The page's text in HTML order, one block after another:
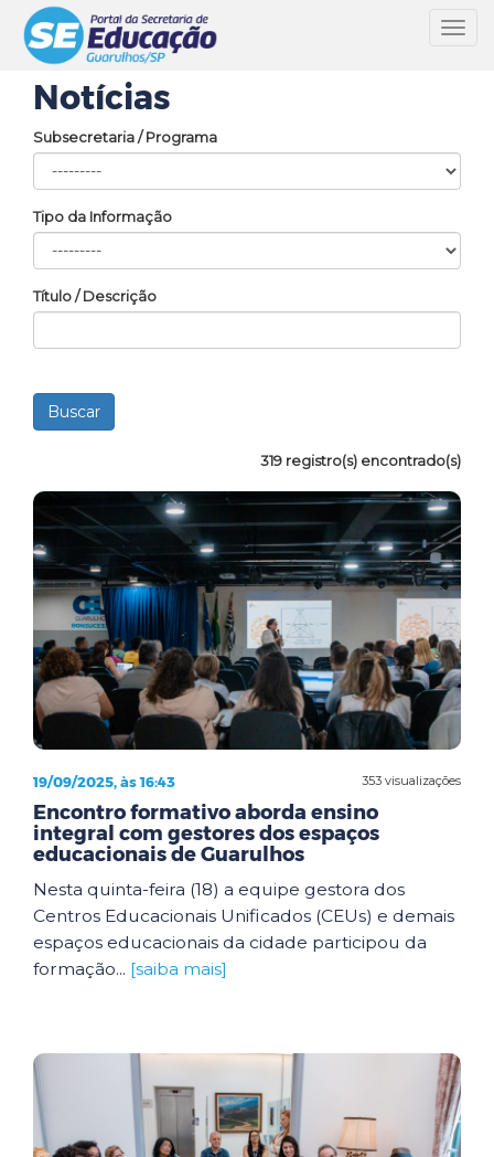
Notícias
Subsecretaria / Programa
Tipo da Informação
Título / Descrição
319 registro(s) encontrado(s)
353 visualizações
19/09/2025, às 16:43
Encontro formativo aborda ensino
integral com gestores dos espaços
educacionais de Guarulhos
Nesta quinta-feira (18) a equipe gestora dos
Centros Educacionais Unificados (CEUs) e demais
espaços educacionais da cidade participou da
formação... [saiba mais]